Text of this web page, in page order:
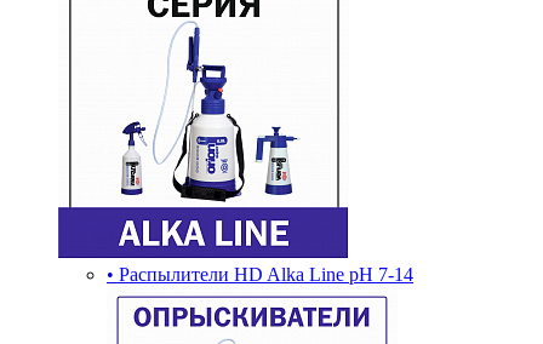
• Распылители HD Alka Line pH 7-14